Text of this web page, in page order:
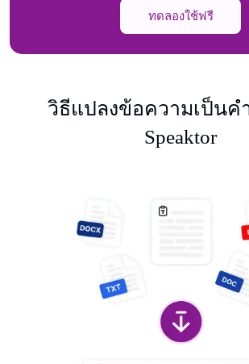
ทดลองใช้ฟรี
วิธีแปลงข้อความเป็นคํ
Speaktor